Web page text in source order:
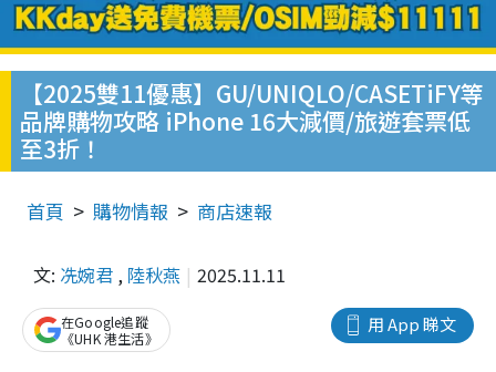
【2025雙11優惠】GU/UNIQLO/CASETiFY等
品牌購物攻略 iPhone 16大減價/旅遊套票低
至3折！
首頁 購物情報 商店速報
文: 冼婉君 , 陸秋燕 2025.11.11
用 App 睇文
在Google追蹤
《UHK 港生活》